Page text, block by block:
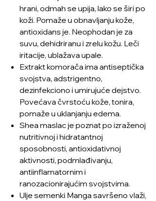
hrani, odmah se upija, lako se širi po
koži. Pomaže u obnavljanju kože,
antioxidans je. Neophodan je za
suvu, dehidriranu i zrelu kožu. Leči
iritacije, ublažava upale.
Extrakt komorača ima antiseptička
svojstva, adstrigentno,
dezinfekciono i umirujuće dejstvo.
Povećava čvrstoću kože, tonira,
pomaže u uklanjanju edema.
Shea maslac je poznat po izraženoj
nutritivnoj i hidratantnoj
sposobnosti, antioxidativnoj
aktivnosti, podmlađivanju,
antiinflamatornim i
ranozacionirajućim svojstvima.
Ulje semenki Manga savršeno vlaži,